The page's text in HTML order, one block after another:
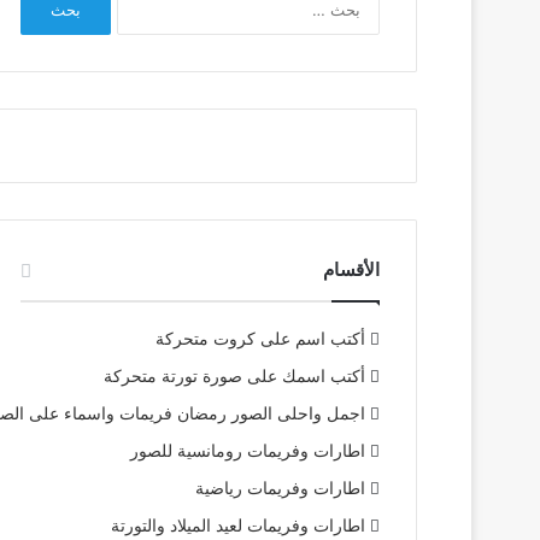
الأقسام
أكتب اسم على كروت متحركة
أكتب اسمك على صورة تورتة متحركة
اجمل واحلى الصور رمضان فريمات واسماء على
اطارات وفريمات رومانسية للصور
اطارات وفريمات رياضية
اطارات وفريمات لعيد الميلاد والتورتة